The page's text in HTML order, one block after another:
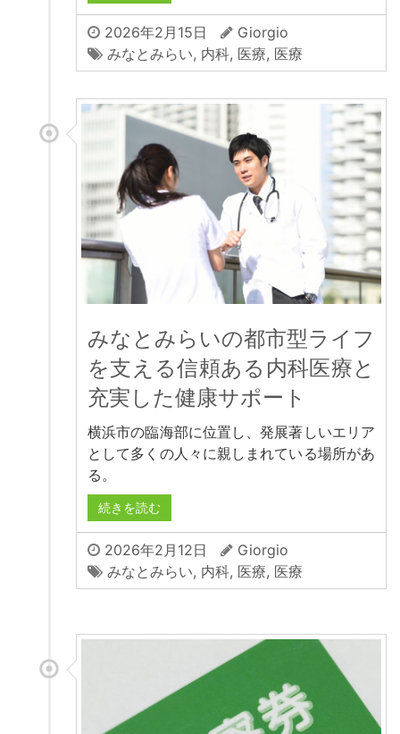
2026年2月15日
Giorgio
みなとみらい, 内科, 医療, 医療
みなとみらいの都市型ライフ
を支える信頼ある内科医療と
充実した健康サポート
横浜市の臨海部に位置し、発展著しいエリア
として多くの人々に親しまれている場所があ
る。
続きを読む
2026年2月12日
Giorgio
みなとみらい, 内科, 医療, 医療